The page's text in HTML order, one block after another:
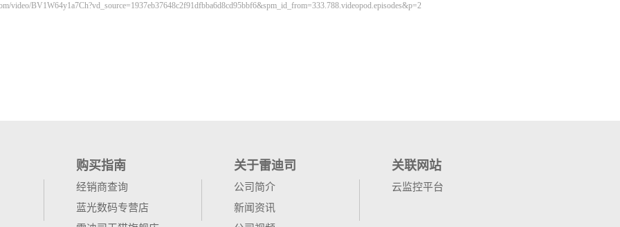
购买指南
经销商查询
蓝光数码专营店
关于雷迪司
公司简介
新闻资讯
关联网站
云监控平台